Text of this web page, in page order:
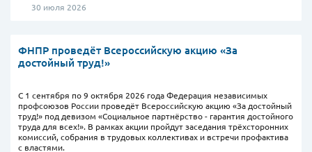
30 июля 2026
ФНПР проведёт Всероссийскую акцию «За
достойный труд!»
С 1 сентября по 9 октября 2026 года Федерация независимых
профсоюзов России проведёт Всероссийскую акцию «За достойный
труд!» под девизом «Социальное партнёрство - гарантия достойного
труда для всех!». В рамках акции пройдут заседания трёхсторонних
комиссий, собрания в трудовых коллективах и встречи профактива
с властями.